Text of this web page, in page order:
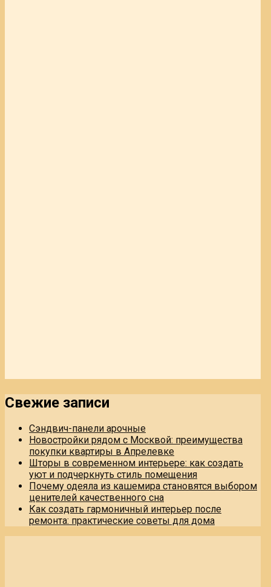
Свежие записи
Сэндвич-панели арочные
Новостройки рядом с Москвой: преимущества
покупки квартиры в Апрелевке
Шторы в современном интерьере: как создать
уют и подчеркнуть стиль помещения
Почему одеяла из кашемира становятся выбором
ценителей качественного сна
Как создать гармоничный интерьер после
ремонта: практические советы для дома